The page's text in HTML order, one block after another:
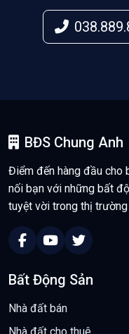
BĐS Chung Anh
Điểm đến hàng đầu cho
nối bạn với những bất
tuyệt vời trong thị
Bất Động Sản
Nhà đất bán